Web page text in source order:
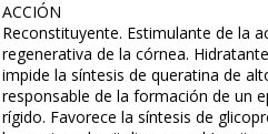
ACCIÓN
Reconstituyente. Estimulante de la
regenerativa de la córnea.
impide la síntesis de queratina de
responsable de la formación de un
rígido. Favorece la síntesis de